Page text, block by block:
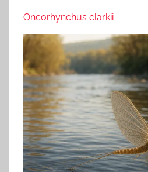
Oncorhynchus clarkii